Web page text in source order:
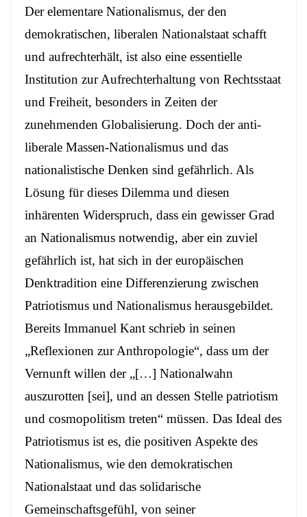
Der elementare Nationalismus, der den
demokratischen, liberalen Nationalstaat schafft
und aufrechterhält, ist also eine essentielle
Institution zur Aufrechterhaltung von Rechtsstaat
und Freiheit, besonders in Zeiten der
zunehmenden Globalisierung. Doch der anti-
liberale Massen-Nationalismus und das
nationalistische Denken sind gefährlich. Als
Lösung für dieses Dilemma und diesen
inhärenten Widerspruch, dass ein gewisser Grad
an Nationalismus notwendig, aber ein zuviel
gefährlich ist, hat sich in der europäischen
Denktradition eine Differenzierung zwischen
Patriotismus und Nationalismus herausgebildet.
Bereits Immanuel Kant schrieb in seinen
„Reflexionen zur Anthropologie“, dass um der
Vernunft willen der „[…] Nationalwahn
auszurotten [sei], und an dessen Stelle patriotism
und cosmopolitism treten“ müssen. Das Ideal des
Patriotismus ist es, die positiven Aspekte des
Nationalismus, wie den demokratischen
Nationalstaat und das solidarische
Gemeinschaftsgefühl, von seiner